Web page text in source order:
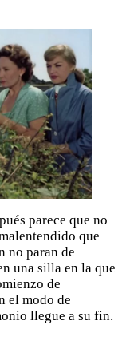
parece que no
que
no paran de
una silla en la que
de
el modo de
llegue a su fin.